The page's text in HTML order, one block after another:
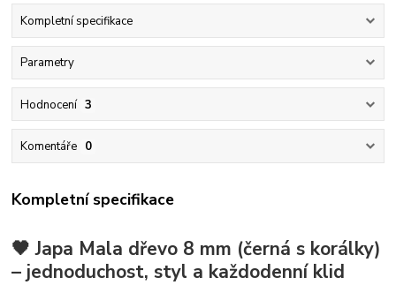
Kompletní specifikace
Parametry
Hodnocení 3
Komentáře 0
Kompletní specifikace
🖤 Japa Mala dřevo 8 mm (černá s korálky)
– jednoduchost, styl a každodenní klid